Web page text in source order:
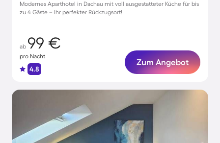
Modernes Aparthotel in Dachau mit voll ausgestatteter Küche für bis
zu 4 Gäste – Ihr perfekter Rückzugsort!
ab 99 €
pro Nacht
4.8
Zum Angebot